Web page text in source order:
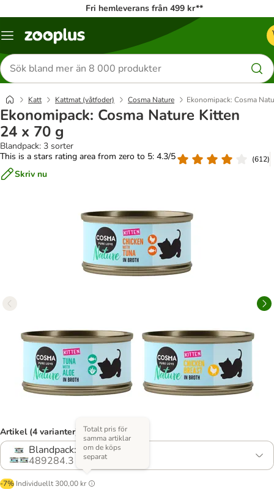
Fri hemleverans från 499 kr**
Katalogmeny
Sök
efter
produkter
Katt Kattmat (våtfoder) Cosma Nature Ekonomipack: Cosma
Ekonomipack: Cosma Nature Kitten
24 x 70 g
Blandpack: 3 sorter
This is a stars rating area from zero to 5: 4.3/5
(612)
Skriv nu
Artikel (4 varianter)
Blandpack: 3 sorter
489284.3
-7% Individuellt 300,00 kr
Totalt pris för
samma artiklar
om de köps
separat